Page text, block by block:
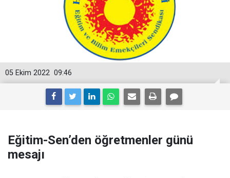
09:46
05 Ekim 2022
Eğitim-Sen’den öğretmenler günü
mesajı